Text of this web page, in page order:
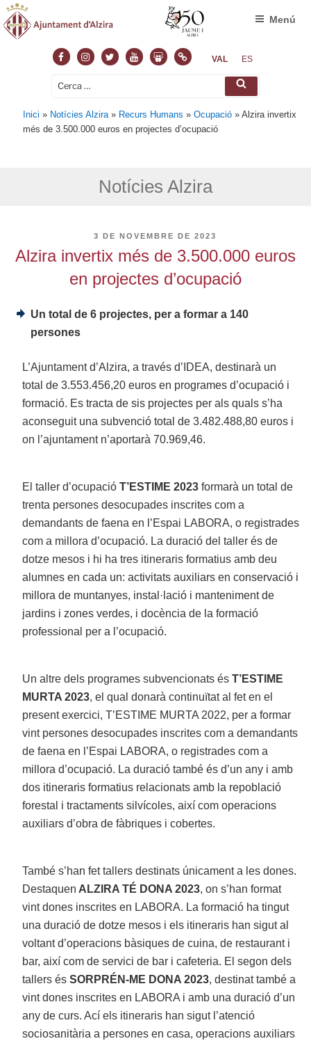
FacebookInstagram
TwitterYoutubeSlideshare
NormasVAL ES
Cerca: Cerca
Menú
Inici » Notícies Alzira » Recurs Humans »Ocupació »Alzira invertix
més de 3.500.000 euros en projectes d’ocupació
Notícies Alzira
PUBLICAT
3 DE NOVEMBRE DE 2023
Alzira invertix més de 3.500.000 euros
en projectes d’ocupació
Un total de 6 projectes, per a formar a 140
persones
L’Ajuntament d’Alzira, a través d’IDEA, destinarà un
total de 3.553.456,20 euros en programes d’ocupació i
formació. Es tracta de sis projectes per als quals s’ha
aconseguit una subvenció total de 3.482.488,80 euros i
on l’ajuntament n’aportarà 70.969,46.
El taller d’ocupacióT’ESTIME 2023 formarà un total de
trenta persones desocupades inscrites com a
demandants de faena en l’Espai LABORA, o registrades
com a millora d’ocupació. La duració del taller és de
dotze mesos i hi ha tres itineraris formatius amb deu
alumnes en cada un: activitats auxiliars en conservació i
millora de muntanyes, instal·lació i manteniment de
jardins i zones verdes, i docència de la formació
professional per a l’ocupació.
Un altre dels programes subvencionats ésT’ESTIME
MURTA 2023, el qual donarà continuïtat al fet en el
present exercici, T’ESTIME MURTA 2022, per a formar
vint persones desocupades inscrites com a demandants
de faena en l’Espai LABORA, o registrades com a
millora d’ocupació. La duració també és d’un any i amb
dos itineraris formatius relacionats amb la repoblació
forestal i tractaments silvícoles, així com operacions
auxiliars d’obra de fàbriques i cobertes.
També s’han fet tallers destinats únicament a les dones.
Destaquen ALZIRA TÉ DONA 2023, on s’han format
vint dones inscrites en LABORA. La formació ha tingut
una duració de dotze mesos i els itineraris han sigut al
voltant d’operacions bàsiques de cuina, de restaurant i
bar, així com de servici de bar i cafeteria. El segon dels
tallers ésSORPRÉN-ME DONA 2023, destinat també a
vint dones inscrites en LABORA i amb una duració d’un
any de curs. Ací els itineraris han sigut l’atenció
sociosanitària a persones en casa, operacions auxiliars